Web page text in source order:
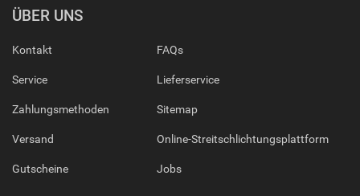
ÜBER UNS
Kontakt
Service
Zahlungsmethoden
Versand
Gutscheine
FAQs
Lieferservice
Sitemap
Online-Streitschlichtungsplattform
Jobs